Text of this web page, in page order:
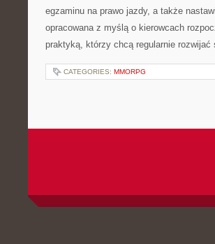
egzaminu na prawo jazdy, a także
opracowana z myślą o kierowcach
praktyką, którzy chcą regularnie
CATEGORIES: MMORPG